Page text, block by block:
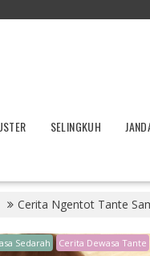
SELINGKUH
Cerita Ngentot Tante
Sedarah Cerita Dewasa Tante